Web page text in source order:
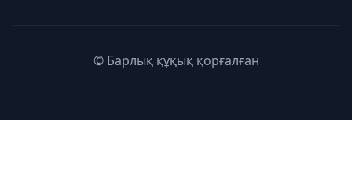
© Барлық құқық қорғалған